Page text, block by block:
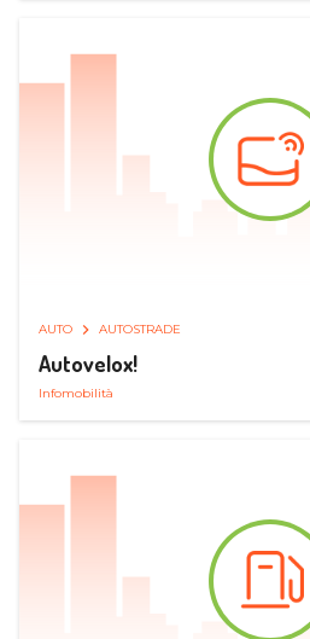
AUTO AUTOSTRADE
Autovelox!
Infomobilità